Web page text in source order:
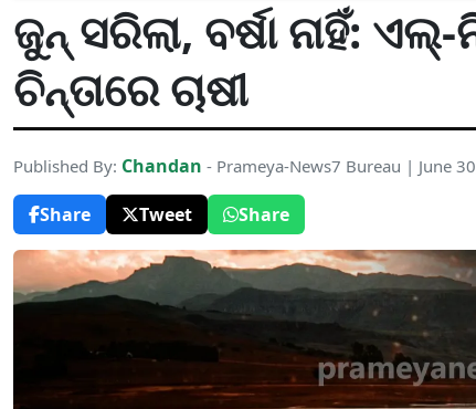
ଜୁନ୍ ସରିଲା, ବର୍ଷା ନାହିଁ:
ଚିନ୍ତାରେ ଚାଷୀ
Published By: Chandan - Prameya-News7 Bureau | June
Share
Tweet Share